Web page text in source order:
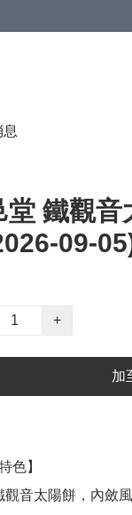
堂 鐵觀音
09-
+
加
色】